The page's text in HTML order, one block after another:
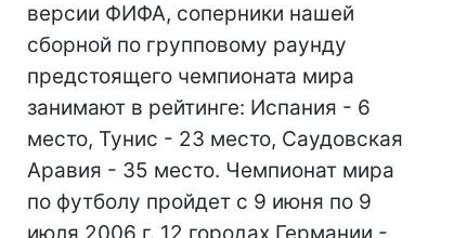
версии ФИФА, соперники нашей
сборной по групповому раунду
предстоящего чемпионата мира
занимают в рейтинге: Испания - 6
место, Тунис - 23 место, Саудовская
Аравия - 35 место. Чемпионат мира
по футболу пройдет с 9 июня по 9